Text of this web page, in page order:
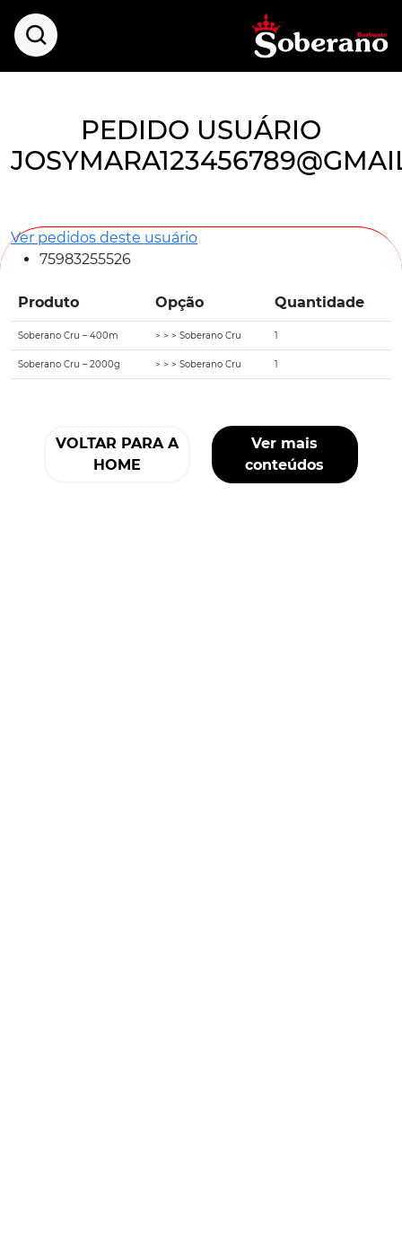
PEDIDO USUÁRIO
Ver pedidos deste usuário
75983255526
Produto Opção Quantidade
Soberano Cru – 400m > > > Soberano Cru 1
Soberano Cru – 2000g > > > Soberano Cru 1
VOLTAR PARA A
HOME
Ver mais
conteúdos